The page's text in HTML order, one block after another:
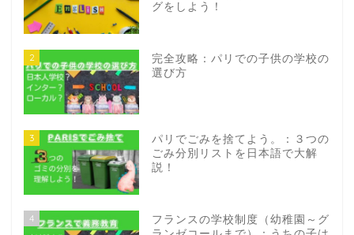
グをしよう！
2
完全攻略：パリでの子供の学校の
選び方
3
パリでごみを捨てよう。：３つの
ごみ分別リストを日本語で大解
説！
4
フランスの学校制度（幼稚園～グ